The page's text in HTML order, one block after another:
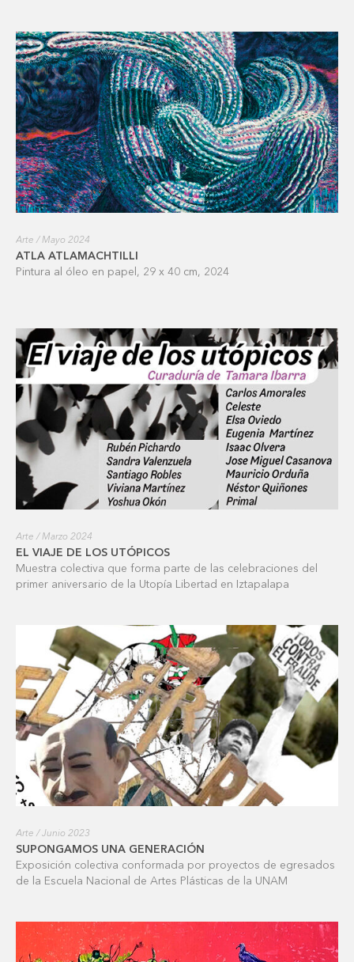
Arte / Mayo 2024
ATLA ATLAMACHTILLI
Pintura al óleo en papel, 29 x 40 cm, 2024
Arte / Marzo 2024
EL VIAJE DE LOS UTÓPICOS
Muestra colectiva que forma parte de las celebraciones del
primer aniversario de la Utopía Libertad en Iztapalapa
Arte / Junio 2023
SUPONGAMOS UNA GENERACIÓN
Exposición colectiva conformada por proyectos de egresados
de la Escuela Nacional de Artes Plásticas de la UNAM